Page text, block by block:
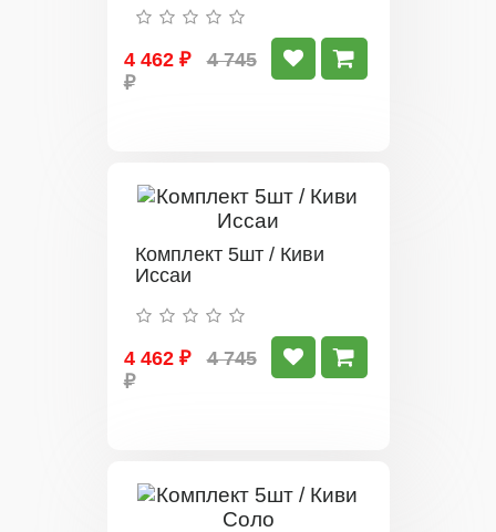
4 462 ₽
4 745
₽
Комплект 5шт / Киви
Иссаи
4 462 ₽
4 745
₽